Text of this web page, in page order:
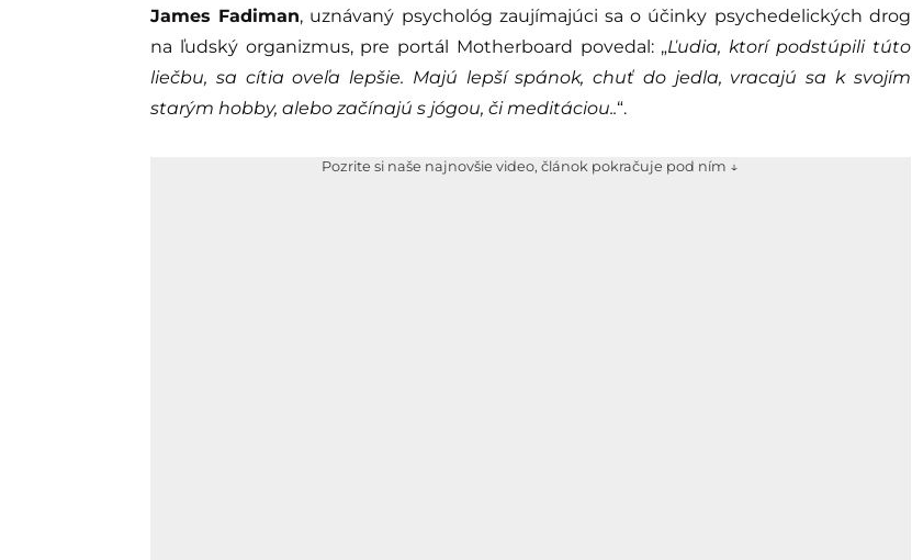
James Fadiman, uznávaný psychológ zaujímajúci sa o účinky psychedelických drog
na ľudský organizmus, pre portál Motherboard povedal: „Ľudia, ktorí podstúpili túto
liečbu, sa cítia oveľa lepšie. Majú lepší spánok, chuť do jedla, vracajú sa k svojím
starým hobby, alebo začínajú s jógou, či meditáciou..“.
Pozrite si naše najnovšie video, článok pokračuje pod ním ↓